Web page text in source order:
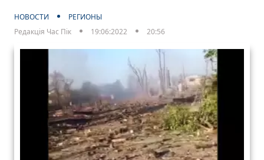
НОВОСТИ
РЕГИОНЫ
Редакція Час Пік
19:06:2022 20:56